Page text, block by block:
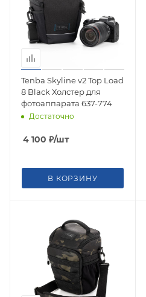
Tenba Skyline v2 Top Load
8 Black Холстер для
фотоаппарата 637-774
Достаточно
4 100 ₽/шт
В КОРЗИНУ